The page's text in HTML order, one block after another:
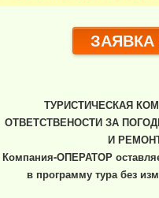
ТУРИСТИЧЕСКАЯ
ОТВЕТСТВЕНОСТИ ЗА
И
Компания-ОПЕРАТОР
в программу тура без